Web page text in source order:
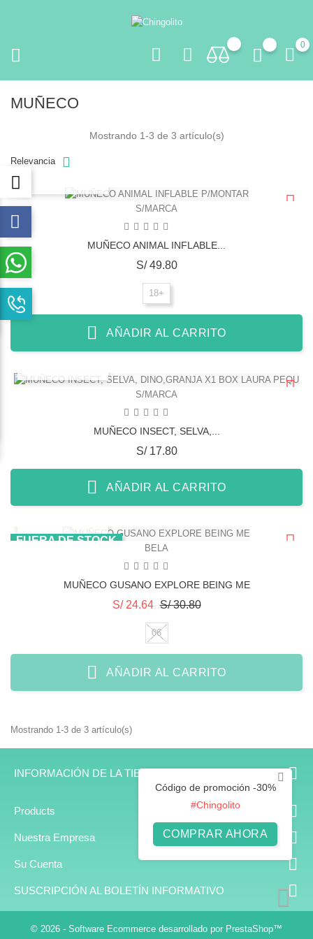
0
MUÑECO
Relevancia
Mostrando 1-3 de 3 artículo(s)
S/MARCA
MUÑECO ANIMAL INFLABLE...
S/ 49.80Precio
18+
AÑADIR AL CARRITO
S/MARCA
MUÑECO INSECT, SELVA,...
S/ 17.80Precio
AÑADIR AL CARRITO
FUERA DE STOCK
BELA
MUÑECO GUSANO EXPLORE BEING ME
S/ 24.64 Precio
S/ 30.80Precio
06
AÑADIR AL CARRITO
Mostrando 1-3 de 3 artículo(s)
Código de promoción -30%
#Chingolito
COMPRAR AHORA
INFORMACIÓN DE LA TIENDA 
Products 
Nuestra Empresa 
Su Cuenta 
SUSCRIPCIÓN AL BOLETÍN INFORMATIVO 
© 2026 - Software Ecommerce desarrollado por PrestaShop™